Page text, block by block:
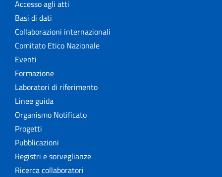
Accesso agli atti
Basi di dati
Collaborazioni internazionali
Comitato Etico Nazionale
Eventi
Formazione
Laboratori di riferimento
Linee guida
Organismo Notificato
Progetti
Pubblicazioni
Registri e sorveglianze
Ricerca collaboratori